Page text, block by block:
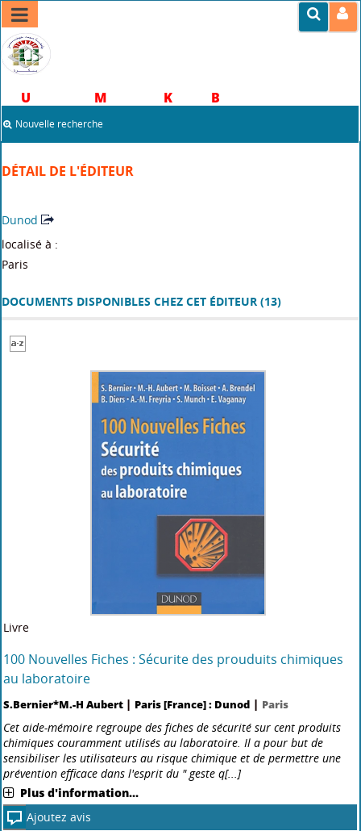
U Mohamed Khider B
Nouvelle recherche
DÉTAIL DE L'ÉDITEUR
Dunod
localisé à :
Paris
DOCUMENTS DISPONIBLES CHEZ CET ÉDITEUR (13)
Livre
100 Nouvelles Fiches : Sécurite des prouduits chimiques
au laboratoire
S.Bernier*M.-H Aubert | Paris [France] : Dunod | Paris
Cet aide-mémoire regroupe des fiches de sécurité sur cent produits
chimiques couramment utilisés au laboratoire. Il a pour but de
sensibiliser les utilisateurs au risque chimique et de permettre une
prévention efficace dans l'esprit du " geste q[...]
Plus d'information...
Ajoutez avis